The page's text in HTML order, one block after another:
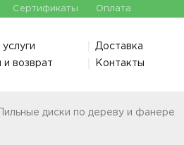
Сертификаты Оплата
и возврат
Доставка
Контакты
Пильные диски по дереву и фанере